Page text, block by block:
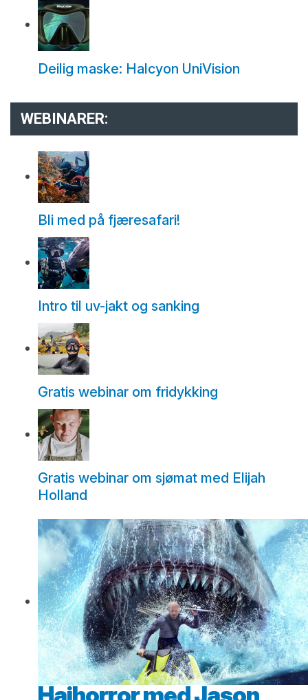
Deilig maske: Halcyon UniVision
WEBINARER:
Bli med på fjæresafari!
Intro til uv-jakt og sanking
Gratis webinar om fridykking
Gratis webinar om sjømat med Elijah
Holland